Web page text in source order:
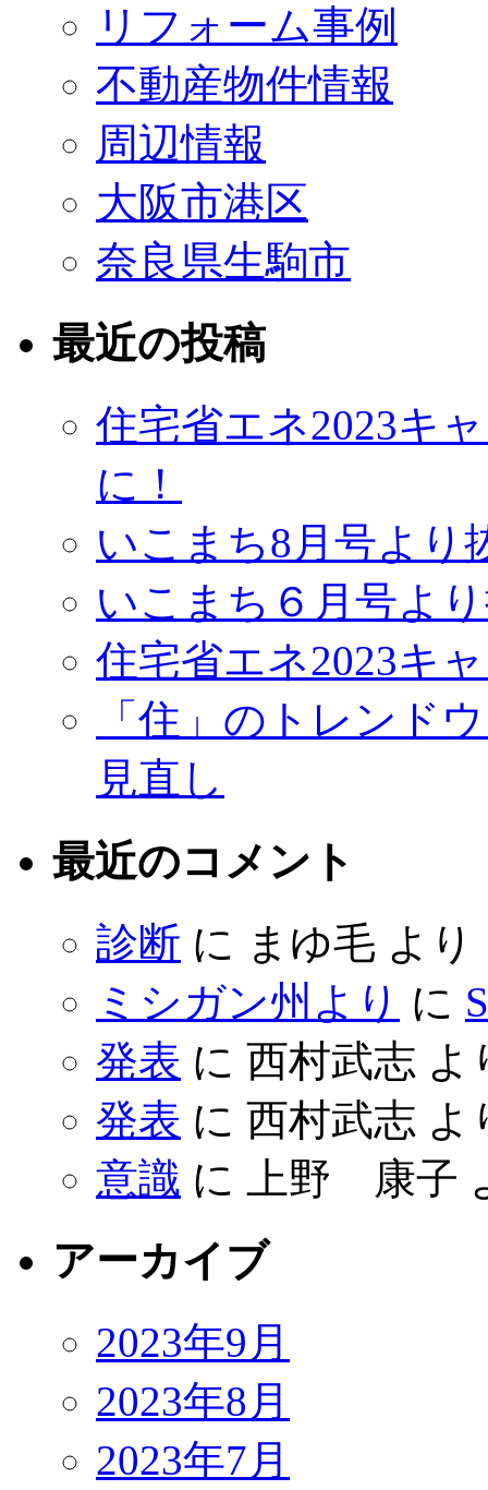
リフォーム事例
不動産物件情報
周辺情報
大阪市港区
奈良県生駒市
最近の投稿
住宅省エネ2023キ
に！
いこまち8月号よ
いこまち６月号よ
住宅省エネ2023キ
「住」のトレンド
見直し
最近のコメント
診断 に まゆ毛 より
ミシガン州より に
発表 に 西村武志 よ
発表 に 西村武志 よ
意識 に 上野 康子
アーカイブ
2023年9月
2023年8月
2023年7月